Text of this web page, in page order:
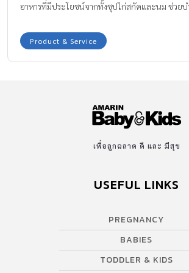
อาหารที่มีประโยชน์จากทั้งซุปไก่สกัดและนม ช่วยบ
สมองและร่างกายให้กับลูกๆ อยู่ เราจะพาไปเปิดปร
“สก๊อต คิตซ์ ซุปไก่สกัดผสมนม” กันค่ะ
Product & Service
เพื่อลูกฉลาด ดี และ มีสุข
USEFUL LINKS
PREGNANCY
BABIES
TODDLER & KIDS